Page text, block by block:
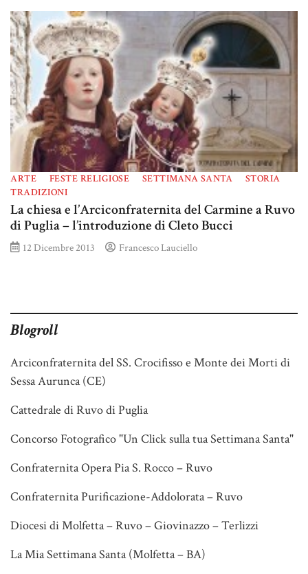
ARTE FESTE RELIGIOSE SETTIMANA SANTA
STORIA
TRADIZIONI
La chiesa e l’Arciconfraternita del Carmine a Ruvo
di Puglia – l’introduzione di Cleto Bucci
12 Dicembre 2013 Francesco Lauciello
Blogroll
Arciconfraternita del SS. Crocifisso e Monte dei Morti di
Sessa Aurunca (CE)
Cattedrale di Ruvo di Puglia
Concorso Fotografico "Un Click sulla tua Settimana Santa"
Confraternita Opera Pia S. Rocco – Ruvo
Confraternita Purificazione-Addolorata – Ruvo
Diocesi di Molfetta – Ruvo – Giovinazzo – Terlizzi
La Mia Settimana Santa (Molfetta – BA)